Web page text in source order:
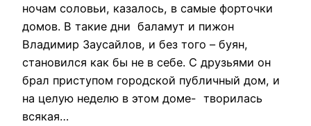
ночам соловьи, казалось, в самые форточки
домов. В такие дни баламут и пижон
Владимир Заусайлов, и без того – буян,
становился как бы не в себе. С друзьями он
брал приступом городской публичный дом, и
на целую неделю в этом доме- творилась
всякая…